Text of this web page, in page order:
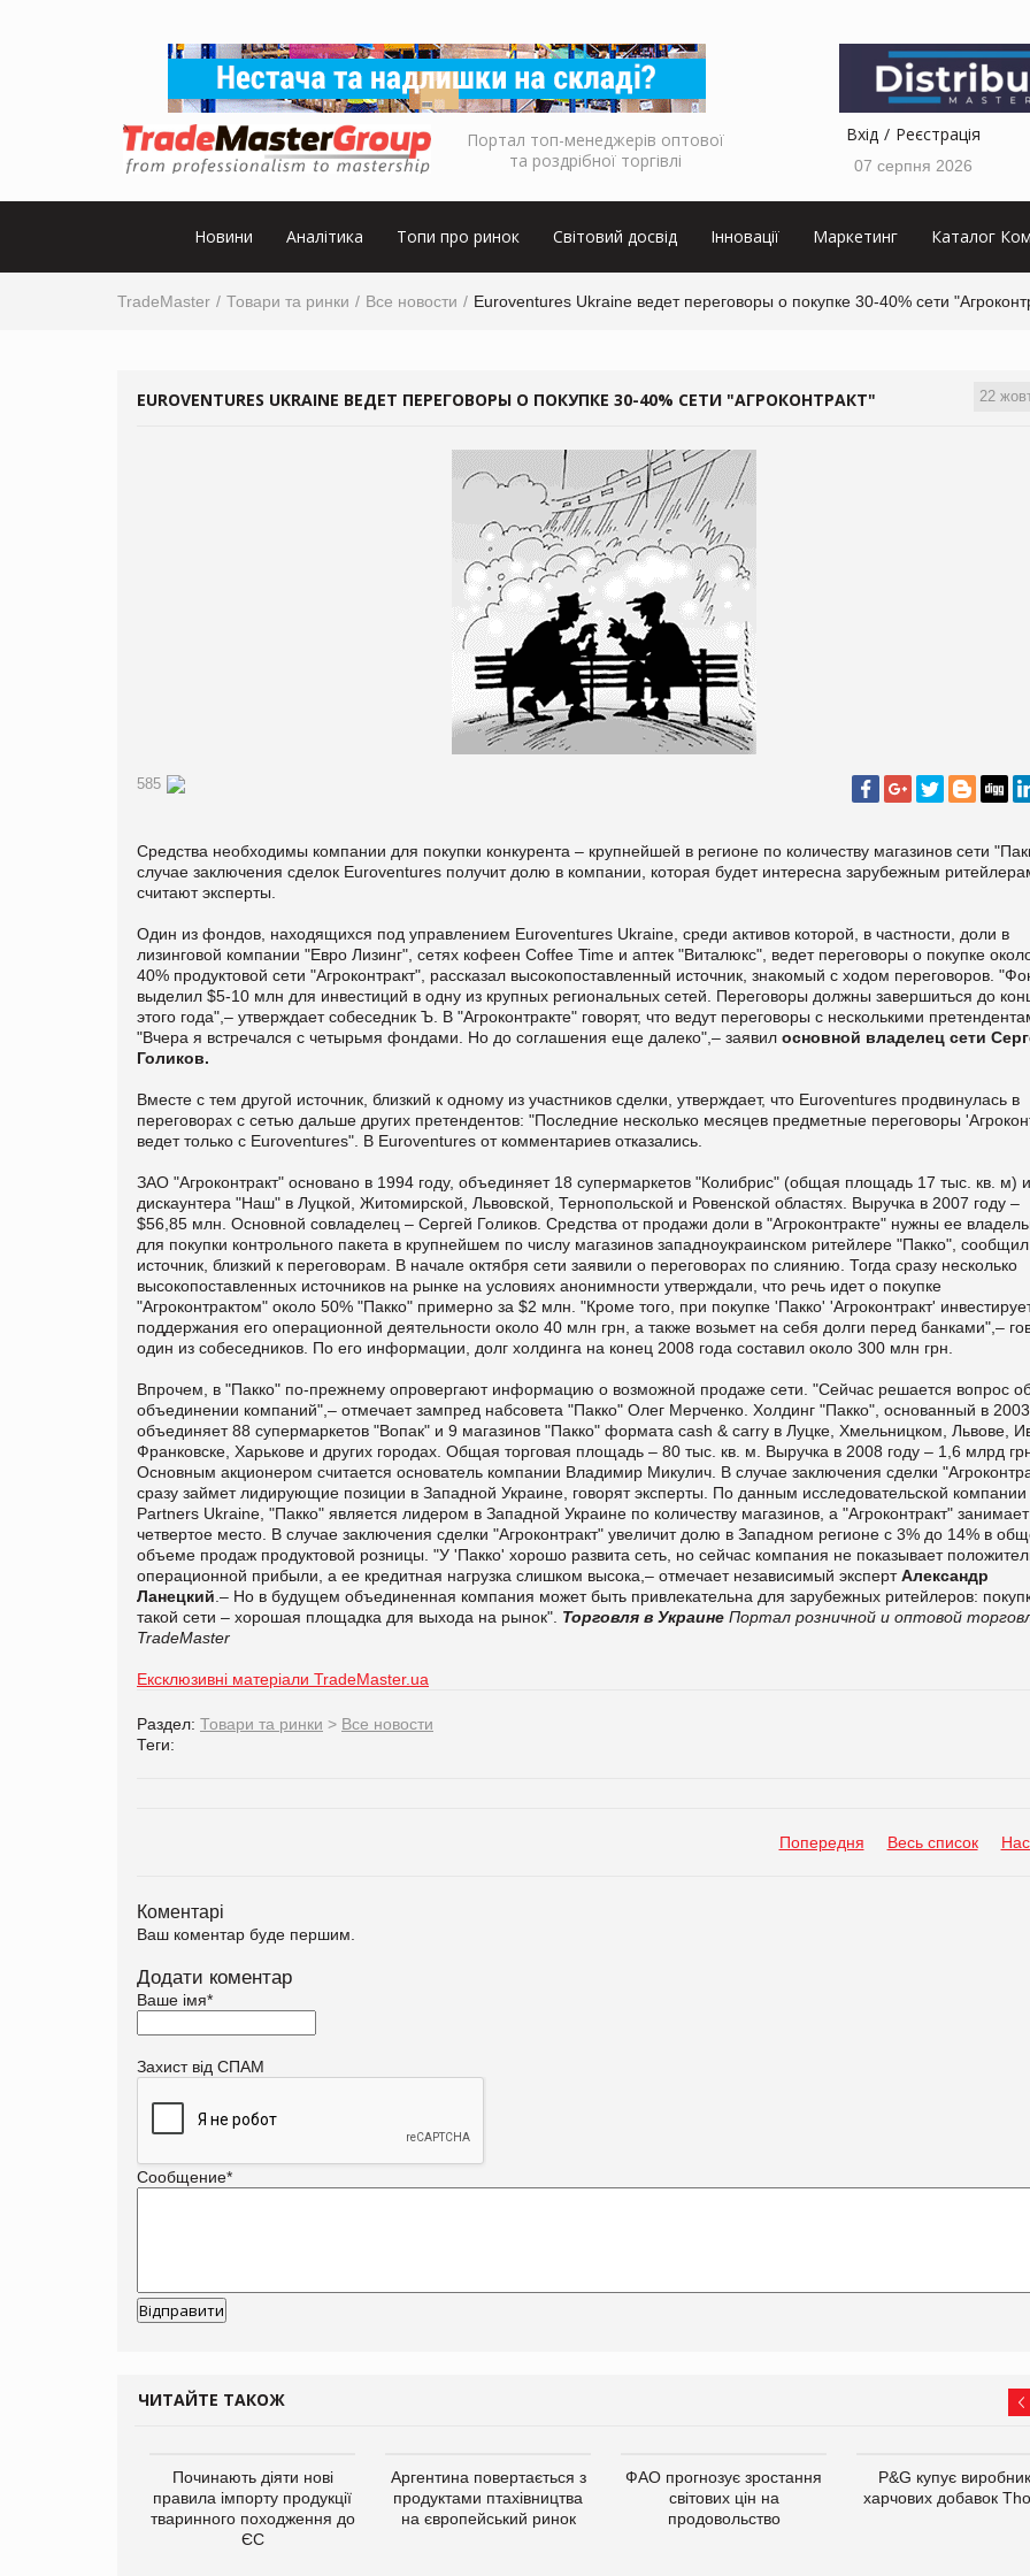
Портал топ-менеджерів оптової
та роздрібної торгівлі
Вхід Реєстрація
07 серпня 2026
Новини Аналітика Топи про ринок Світовий досвід Інновації Маркетинг Каталог
TradeMaster Товари та ринки Все новости Euroventures Ukraine ведет переговоры о покупке 30-40% сети
22
EUROVENTURES UKRAINE ВЕДЕТ ПЕРЕГОВОРЫ О ПОКУПКЕ 30-40% СЕТИ "АГРОКОНТРАКТ"
585
Средства необходимы компании для покупки конкурента – крупнейшей в регионе по количеству магазинов сети
случае заключения сделок Euroventures получит долю в компании, которая будет интересна зарубежным
считают эксперты.
Один из фондов, находящихся под управлением Euroventures Ukraine, среди активов которой, в частности, доли в
лизинговой компании "Евро Лизинг", сетях кофеен Coffee Time и аптек "Виталюкс", ведет переговоры о покупке
40% продуктовой сети "Агроконтракт", рассказал высокопоставленный источник, знакомый с ходом переговоров.
выделил $5-10 млн для инвестиций в одну из крупных региональных сетей. Переговоры должны завершиться до
этого года",– утверждает собеседник Ъ. В "Агроконтракте" говорят, что ведут переговоры с несколькими
"Вчера я встречался с четырьмя фондами. Но до соглашения еще далеко",– заявил основной владелец сети
Голиков.
Вместе с тем другой источник, близкий к одному из участников сделки, утверждает, что Euroventures продвинулась в
переговорах с сетью дальше других претендентов: "Последние несколько месяцев предметные переговоры
ведет только с Euroventures". В Euroventures от комментариев отказались.
ЗАО "Агроконтракт" основано в 1994 году, объединяет 18 супермаркетов "Колибрис" (общая площадь 17 тыс. кв. м)
дискаунтера "Наш" в Луцкой, Житомирской, Львовской, Тернопольской и Ровенской областях. Выручка в 2007 году –
$56,85 млн. Основной совладелец – Сергей Голиков. Средства от продажи доли в "Агроконтракте" нужны ее
для покупки контрольного пакета в крупнейшем по числу магазинов западноукраинском ритейлере "Пакко", сообщил
источник, близкий к переговорам. В начале октября сети заявили о переговорах по слиянию. Тогда сразу несколько
высокопоставленных источников на рынке на условиях анонимности утверждали, что речь идет о покупке
"Агроконтрактом" около 50% "Пакко" примерно за $2 млн. "Кроме того, при покупке 'Пакко' 'Агроконтракт'
поддержания его операционной деятельности около 40 млн грн, а также возьмет на себя долги перед банками",–
один из собеседников. По его информации, долг холдинга на конец 2008 года составил около 300 млн грн.
Впрочем, в "Пакко" по-прежнему опровергают информацию о возможной продаже сети. "Сейчас решается вопрос
объединении компаний",– отмечает зампред набсовета "Пакко" Олег Мерченко. Холдинг "Пакко", основанный в 2003
объединяет 88 супермаркетов "Вопак" и 9 магазинов "Пакко" формата cash & carry в Луцке, Хмельницком, Львове,
Франковске, Харькове и других городах. Общая торговая площадь – 80 тыс. кв. м. Выручка в 2008 году – 1,6 млрд
Основным акционером считается основатель компании Владимир Микулич. В случае заключения сделки
сразу займет лидирующие позиции в Западной Украине, говорят эксперты. По данным исследовательской
Partners Ukraine, "Пакко" является лидером в Западной Украине по количеству магазинов, а "Агроконтракт" занимает
четвертое место. В случае заключения сделки "Агроконтракт" увеличит долю в Западном регионе с 3% до 14% в
объеме продаж продуктовой розницы. "У 'Пакко' хорошо развита сеть, но сейчас компания не показывает
операционной прибыли, а ее кредитная нагрузка слишком высока,– отмечает независимый экспертАлександр
Ланецкий .– Но в будущем объединенная компания может быть привлекательна для зарубежных ритейлеров:
такой сети – хорошая площадка для выхода на рынок". Торговля в Украине Портал розничной и оптовой
TradeMaster
Ексклюзивні матеріали TradeMaster.ua
Раздел: Товари та ринки > Все новости
Теги:
Попередня Весь список
Коментарі
Ваш коментар буде першим.
Додати коментар
Ваше імя*
Захист від СПАМ
Сообщение*
ЧИТАЙТЕ ТАКОЖ
Починають діяти нові
правила імпорту продукції
тваринного походження до
ЄС
Аргентина повертається з
продуктами птахівництва
на європейський ринок
ФАО прогнозує зростання
світових цін на
продовольство
P&G купує
харчових добавок